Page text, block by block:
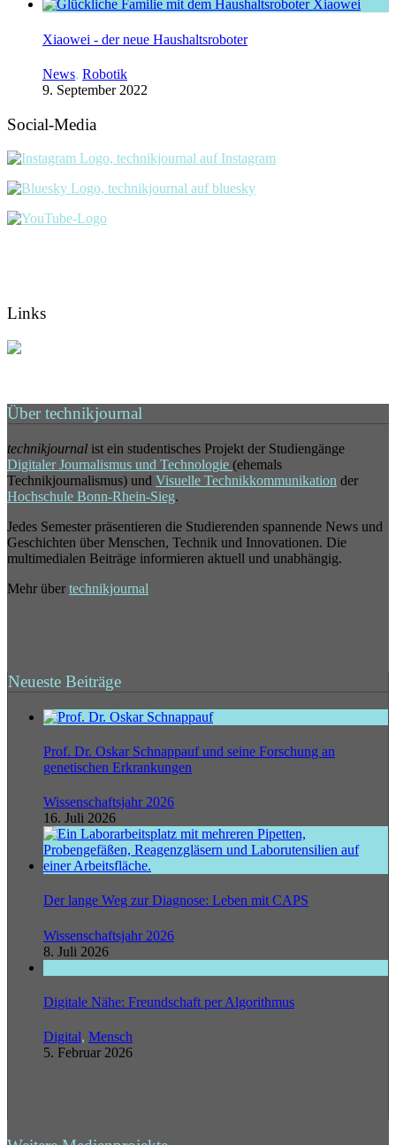
Xiaowei - der neue Haushaltsroboter
News, Robotik
9. September 2022
Social-Media
Links
Über technikjournal
technikjournal ist ein studentisches Projekt der Studiengänge
Digitaler Journalismus und Technologie (ehemals
Technikjournalismus) und Visuelle Technikkommunikation der
Hochschule Bonn-Rhein-Sieg.
Jedes Semester präsentieren die Studierenden spannende News und
Geschichten über Menschen, Technik und Innovationen. Die
multimedialen Beiträge informieren aktuell und unabhängig.
Mehr über technikjournal
Neueste Beiträge
Prof. Dr. Oskar Schnappauf und seine Forschung an
genetischen Erkrankungen
Wissenschaftsjahr 2026
16. Juli 2026
Der lange Weg zur Diagnose: Leben mit CAPS
Wissenschaftsjahr 2026
8. Juli 2026
Digitale Nähe: Freundschaft per Algorithmus
Digital, Mensch
5. Februar 2026